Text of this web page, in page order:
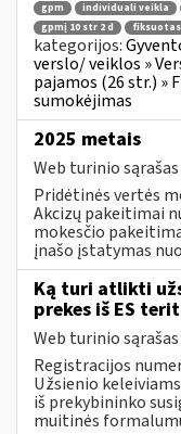
gpm individuali veikla
gpmį 10 str 2 d
kategorijos:
verslo/ veiklos »
pajamos (26 str.) »
sumokėjimas
2025 metais
Web turinio sąrašas
Pridėtinės vertės
Akcizų pakeitimai
mokesčio
įnašo įstatymas
Ką turi atlikti
prekes iš ES
Web turinio sąrašas
Registracijos
Užsienio
iš prekybininko
muitinės